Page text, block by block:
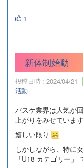
1
新体制始動
投稿日時 : 2024/04/21
活動
バスケ業界は人気が
上がりをみせています
嬉しい限り
しかしながら、特に
「U18 カテゴリー」